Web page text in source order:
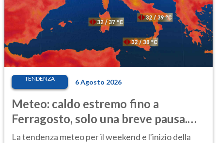
TENDENZA 6 Agosto 2026
Meteo: caldo estremo fino a
Ferragosto, solo una breve pausa.
Ecco dove
La tendenza meteo per il weekend e l'inizio della